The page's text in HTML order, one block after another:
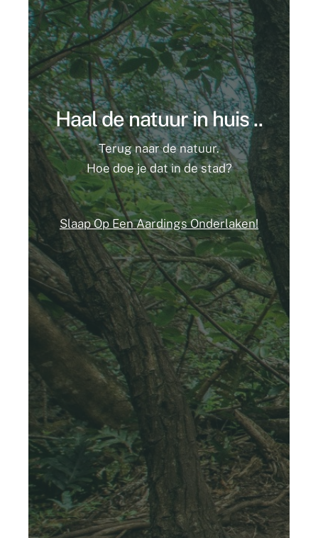
Haal de natuur in huis ..
Terug naar de natuur.
Hoe doe je dat in de stad?
Slaap Op Een Aardings Onderlaken!